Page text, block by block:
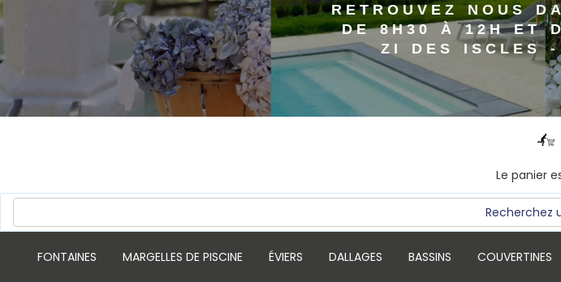
RETROUVEZ NOUS
DE 8H30 À 12H ET
ZI DES ISCLES
Le panier
FONTAINES MARGELLES DE PISCINE ÉVIERS DALLAGES BASSINS COUVERTINES